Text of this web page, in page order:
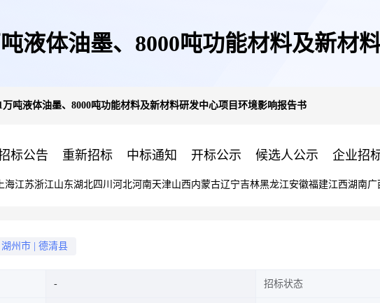
液体油墨、8000吨功能材料及新材
万吨液体油墨、8000吨功能材料及新材料研发中心项目环境影响报告书
标公告 重新招标 中标通知 开标公示 候选人公示 企业招
上海江苏浙江山东湖北四川 河北河南天津山西内蒙古辽宁吉林黑龙江安徽福建江西湖南广
湖州市 德清县
招标状态